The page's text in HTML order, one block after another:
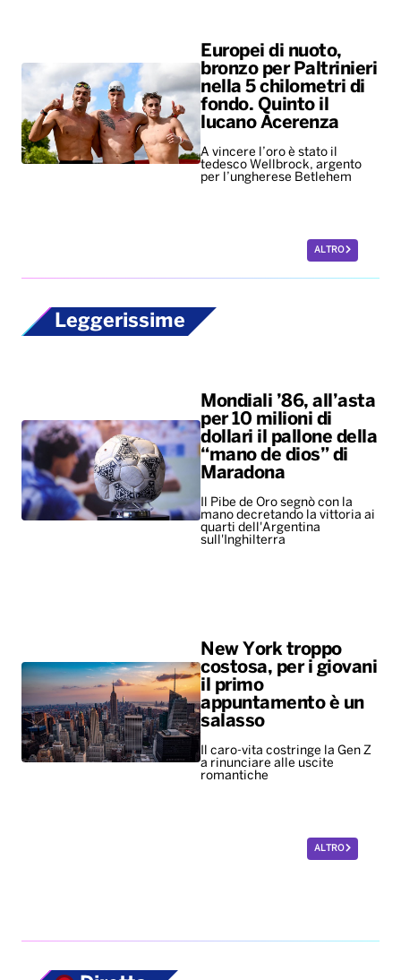
Europei di nuoto,
bronzo per Paltrinieri
nella 5 chilometri di
fondo. Quinto il
lucano Acerenza
A vincere l’oro è stato il
tedesco Wellbrock, argento
per l’ungherese Betlehem
ALTRO
Leggerissime
Mondiali ’86, all’asta
per 10 milioni di
dollari il pallone della
“mano de dios” di
Maradona
Il Pibe de Oro segnò con la
mano decretando la vittoria ai
quarti dell'Argentina
sull'Inghilterra
New York troppo
costosa, per i giovani
il primo
appuntamento è un
salasso
Il caro-vita costringe la Gen Z
a rinunciare alle uscite
romantiche
ALTRO